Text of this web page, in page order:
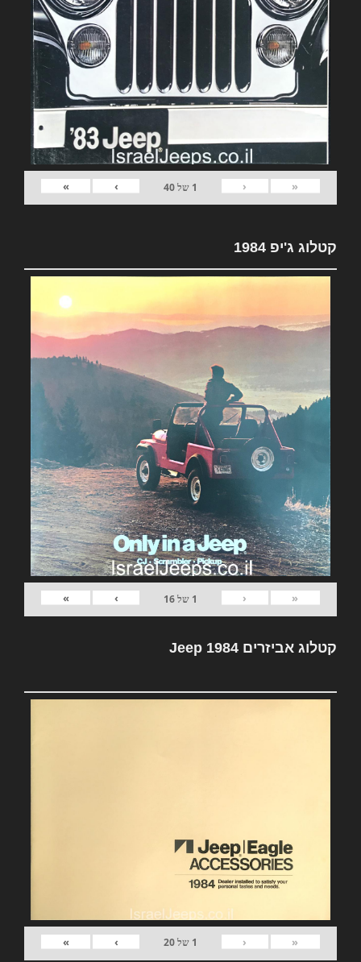
«
‹
1 של40
›
»
קטלוג ג'יפ 1984
«
‹
1 של16
›
»
קטלוג אביזרים Jeep 1984
«
‹
1 של20
›
»